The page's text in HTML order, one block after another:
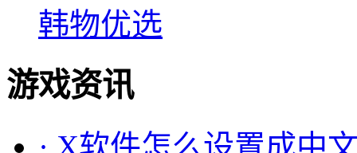
韩物优选
游戏资讯
· X软件怎么设置成中